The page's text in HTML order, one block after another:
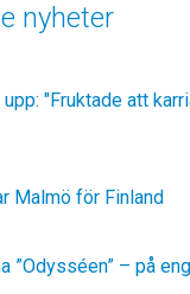
nyheter
"Fruktade att
Malmö för Finland
”Odysséen” – på